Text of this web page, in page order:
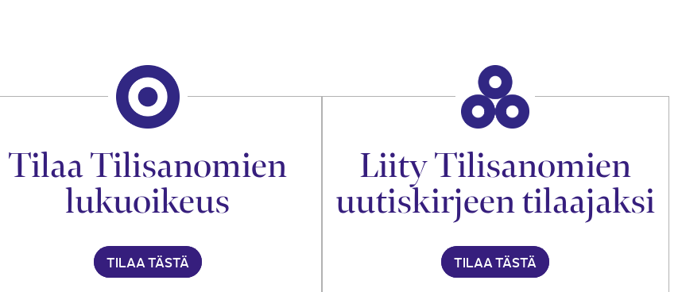
Tilaa Tilisanomien
lukuoikeus
TILAA TÄSTÄ
Liity Tilisanomien
uutiskirjeen tilaajaksi
TILAA TÄSTÄ